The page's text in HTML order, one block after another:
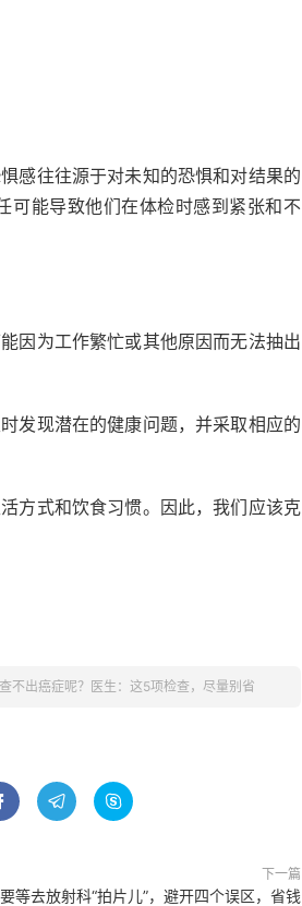
感往往源于对未知的恐惧和对结果的
可能导致他们在体检时感到紧张和不
因为工作繁忙或其他原因而无法抽出
发现潜在的健康问题，并采取相应的
方式和饮食习惯。因此，我们应该克
不出癌症呢？医生：这5项检查，尽量别省
 
下一篇
等去放射科“拍片儿”，避开四个误区，省钱